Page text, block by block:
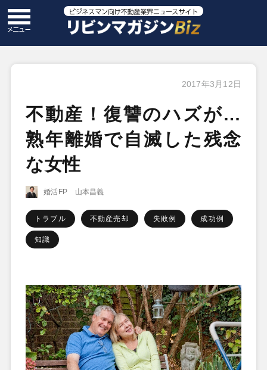
2017年3月12日
不動産！復讐のハズが…
熟年離婚で自滅した残念
な女性
婚活FP 山本昌義
トラブル 不動産売却 失敗例 成功例
知識